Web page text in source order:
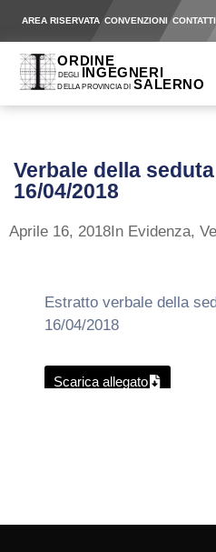
AREA RISERVATA CONVENZIONI CONTATTI
Verbale della
16/04/2018
Aprile 16, 2018In Evidenza,
Estratto verbale della
16/04/2018
Scarica allegato